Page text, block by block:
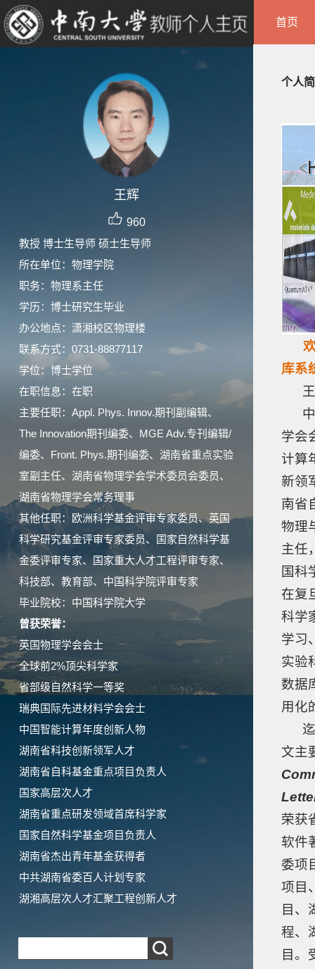
王辉
960
教授 博士生导师 硕士生导师
所在单位：物理学院
职务：物理系主任
学历：博士研究生毕业
办公地点：潇湘校区物理楼
联系方式：0731-88877117
学位：博士学位
在职信息：在职
主要任职：Appl. Phys. Innov.期刊副编辑、
The Innovation期刊编委、MGE Adv.专刊编辑/
编委、Front. Phys.期刊编委、湖南省重点实验
室副主任、湖南省物理学会学术委员会委员、
湖南省物理学会常务理事
其他任职：欧洲科学基金评审专家委员、英国
科学研究基金评审专家委员、国家自然科学基
金委评审专家、国家重大人才工程评审专家、
科技部、教育部、中国科学院评审专家
毕业院校：中国科学院大学
曾获荣誉：
英国物理学会会士
全球前2%顶尖科学家
省部级自然科学一等奖
瑞典国际先进材料学会会士
中国智能计算年度创新人物
湖南省科技创新领军人才
湖南省自科基金重点项目负责人
国家高层次人才
湖南省重点研发领域首席科学家
国家自然科学基金项目负责人
湖南省杰出青年基金获得者
中共湖南省委百人计划专家
湖湘高层次人才汇聚工程创新人才
首页
个人
库系
王
中
学会
计算
新领
南省
物理
主任
国科
在复
科学
学习
实验
数据
用化
迄
文主
荣获
软件
委项
项目
目、
程、
目。